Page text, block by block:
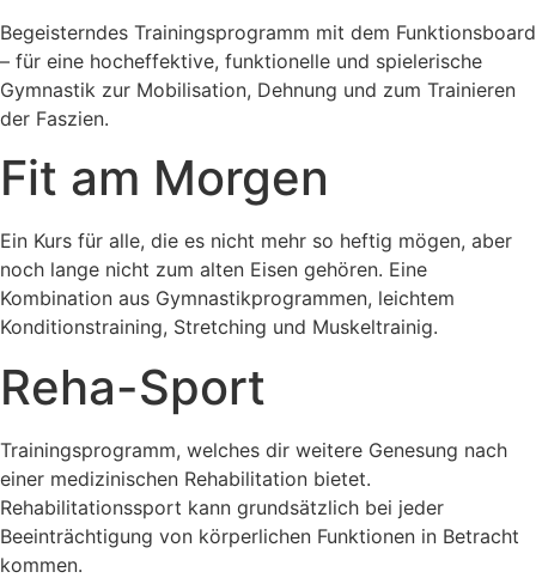
Begeisterndes Trainingsprogramm mit dem Funktionsboard
– für eine hocheffektive, funktionelle und spielerische
Gymnastik zur Mobilisation, Dehnung und zum Trainieren
der Faszien.
Fit am Morgen
Ein Kurs für alle, die es nicht mehr so heftig mögen, aber
noch lange nicht zum alten Eisen gehören. Eine
Kombination aus Gymnastikprogrammen, leichtem
Konditionstraining, Stretching und Muskeltrainig.
Reha-Sport
Trainingsprogramm, welches dir weitere Genesung nach
einer medizinischen Rehabilitation bietet.
Rehabilitationssport kann grundsätzlich bei jeder
Beeinträchtigung von körperlichen Funktionen in Betracht
kommen.